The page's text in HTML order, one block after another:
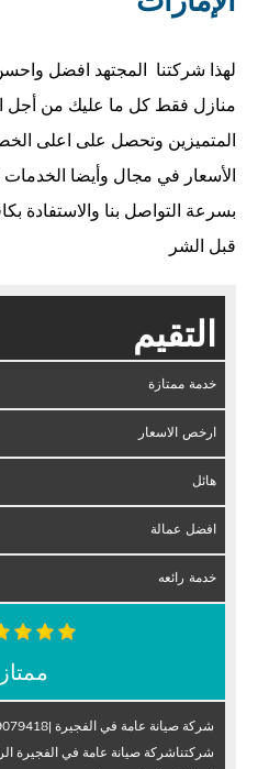
لهذا شركتنا المجتهد افضل
منازل فقط كل ما عليك من أجل
المتميزين وتحصل على اعلى
الأسعار في مجال وأيضا الخدمات
بسرعة التواصل بنا والاستفادة
قبل الشر
التقيم
خدمة ممتازة
ارخص الاسعار
هائل
افضل عمالة
خدمة رائعه
ممتاز
شركتناشركة صيانة عامة في الفجيرة